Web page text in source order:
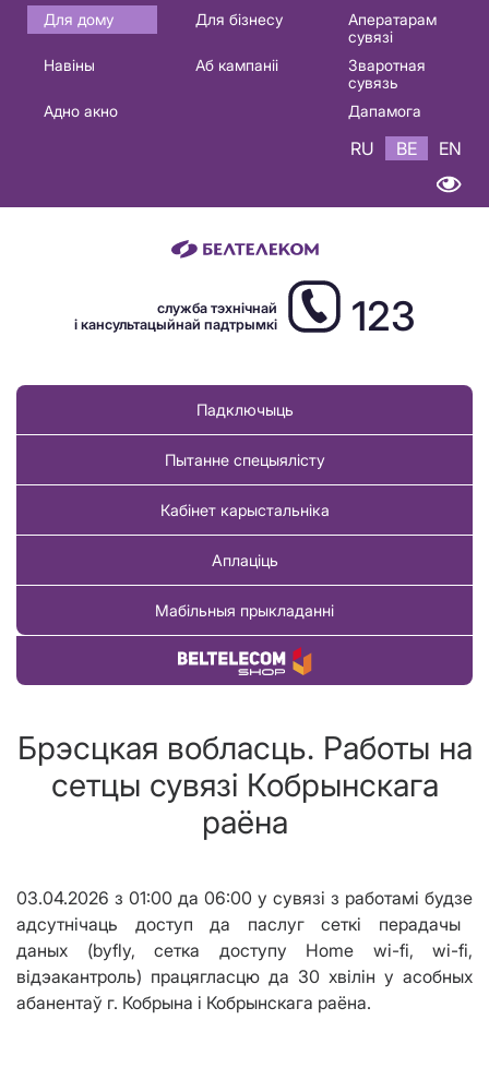
Основная
навигация
Для дому Для бізнесу
Аператарам
сувязі
Навіны
Аб кампаніі
Зваротная
сувязь
Адно акно
Дапамога
RU BE EN
служба тэхнічнай
і кансультацыйнай падтрымкі
123
Падключыць
Пытанне спецыялісту
Кабінет карыстальніка
Аплаціць
Мабільныя прыкладанні
Купіць тавар
Брэсцкая вобласць. Работы на
сетцы сувязі Кобрынскага
раёна
03.04.2026 з 01:00 да 06:00 у сувязі з работамі будзе
адсутнічаць доступ да паслуг сеткі перадачы
даных (byfly, cетка доступу Home wi-fi, wi-fi,
вiдэакантроль) працягласцю да 30 хвілін у асобных
абанентаў г. Кобрына і Кобрынскага раёна.